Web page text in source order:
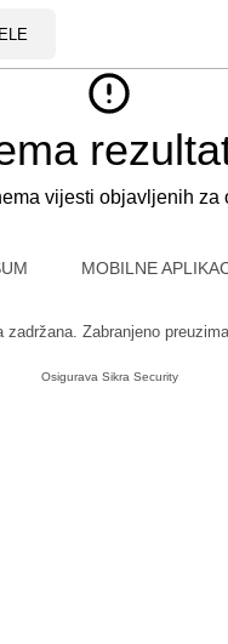
vijesti objavljenih za
MOBILNE
Zabranjeno
Osigurava Sikra Security